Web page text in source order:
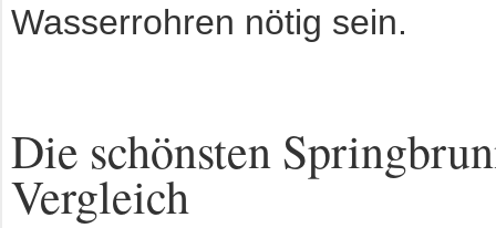
Wasserrohren nötig sein.
Die schönsten
Vergleich